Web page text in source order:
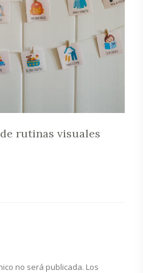
rutinas visuales
no será publicada. Los